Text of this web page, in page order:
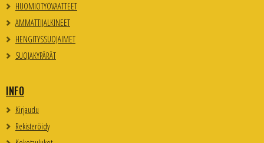
HUOMIOTYÖVAATTEET
AMMATTIJALKINEET
HENGITYSSUOJAIMET
SUOJAKYPÄRÄT
INFO
Kirjaudu
Rekisteröidy